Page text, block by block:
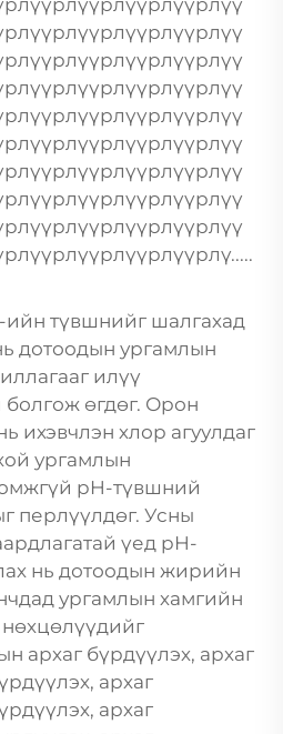
ийн түвшнийг шалгахад
дотоодын ургамлын
илүү
өгдөг. Орон
ихэвчлэн хлор агуулдаг
ургамлын
pH-түвшний
перлүүлдөг. Усны
үед pH-
нь дотоодын жирийн
ургамлын хамгийн
архаг бүрдүүлэх, архаг
архаг
архаг